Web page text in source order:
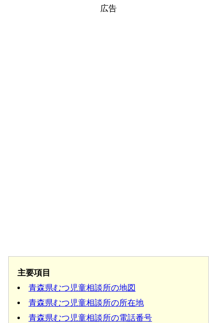
主要項目
青森県むつ児童相談所の地図
青森県むつ児童相談所の所在地
青森県むつ児童相談所の電話番号